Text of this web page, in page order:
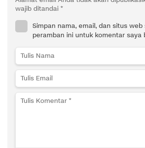
wajib ditandai *
Simpan nama, email, dan situs web
peramban ini untuk komentar saya